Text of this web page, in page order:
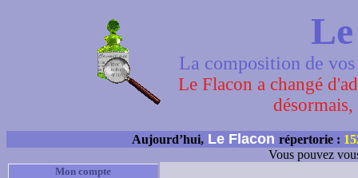
La composition de
Le Flacon a changé
Aujourd’hui, Le Flacon répertorie :
Vous pouvez
Mon compte